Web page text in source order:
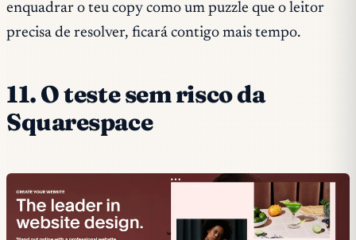
enquadrar o teu copy como um puzzle que o leitor
precisa de resolver, ficará contigo mais tempo.
11. O teste sem risco da
Squarespace